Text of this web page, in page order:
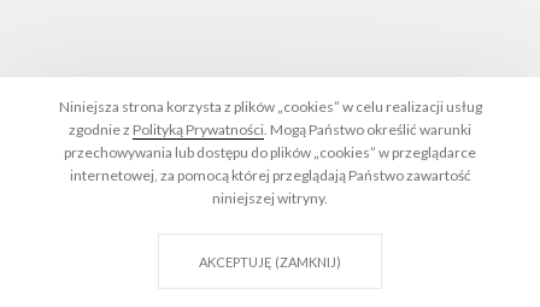
WIĘCEJ
Niniejsza strona korzysta z plików „cookies” w celu realizacji usług
zgodnie z Polityką Prywatności. Mogą Państwo określić warunki
przechowywania lub dostępu do plików „cookies” w przeglądarce
internetowej, za pomocą której przeglądają Państwo zawartość
niniejszej witryny.
AKCEPTUJĘ (ZAMKNIJ)